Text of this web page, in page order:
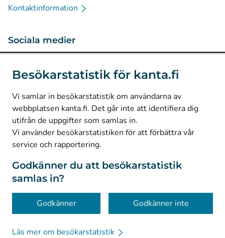
Besökarstatistik för kanta.fi
Vi samlar in besökarstatistik om användarna av
webbplatsen kanta.fi. Det går inte att identifiera dig
utifrån de uppgifter som samlas in.
Vi använder besökarstatistiken för att förbättra vår
service och rapportering.
Godkänner du att besökarstatistik
samlas in?
Godkänner Godkänner inte
Läs mer om besökarstatistik
Kontaktinformation
Sociala medier
LinkedIn(Avautuu uuteen välilehteen)
Facebook
Avautuu uuteen välilehteen)
© Kanta-Palvelut, Kansaneläkelaitos
Dataskydd
Om webbplatsen
Tillgänglighet
Kakor